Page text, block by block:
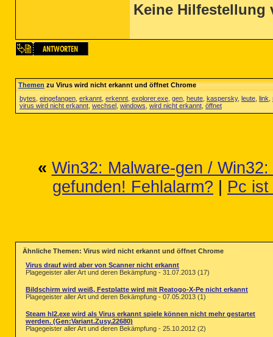
Keine Hilfestellung
Themenzu Virus wird nicht erkannt und öffnet Chrome
bytes eingefangen erkannt erkennt explorer.exe gen heute kaspersky, leute link
virus wird nicht erkannt wechsel windows wird nicht erkannt öffnet
« Win32: Malware-gen /
gefunden! Fehlalarm?
Pc
Ähnliche Themen: Virus wird nicht erkannt und öffnet Chrome
Virus drauf wird aber von Scanner nicht erkannt
Plagegeister aller Art und deren Bekämpfung - 31.07.2013 (17)
Bildschirm wird weiß, Festplatte wird mit Reatogo-X-Pe nicht erkannt
Plagegeister aller Art und deren Bekämpfung - 07.05.2013 (1)
Steam hl2.exe wird als Virus erkannt spiele können nicht mehr gestartet
werden. (Gen:Variant.Zusy.22680)
Plagegeister aller Art und deren Bekämpfung - 25.10.2012 (2)